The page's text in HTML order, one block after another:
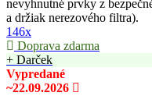
nevyhnutné prvky z
a držiak nerezového filtra).
146x
Doprava zdarma
+ Darček
Vypredané
~22.09.2026